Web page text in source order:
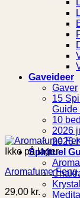
Gaveideer
Gaver
15
Guide
10
2026
2026
Spirituel
Aroma
Ikke på lager
Aromafume
29,00 kr.